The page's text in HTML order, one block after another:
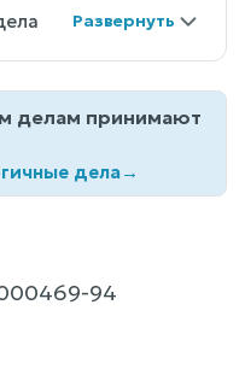
делам принимают
дела→
94